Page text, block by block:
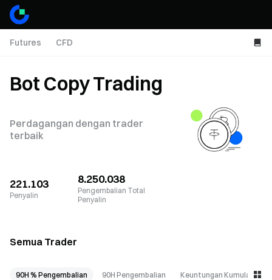
Futures CFD
Bot Copy Trading
Perdagangan dengan trader
terbaik
221.103
Penyalin
8.250.038
Pengembalian Total
Penyalin
Semua Trader
90H % Pengembalian 90H Pengembalian Keuntungan Kumulatif